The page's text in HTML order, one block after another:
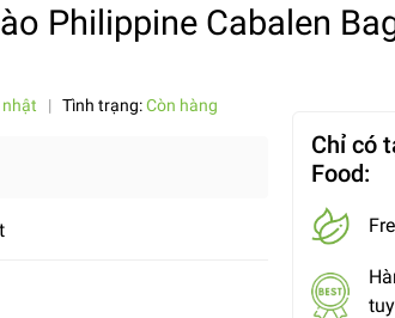
Philippine Cabalen
| Tình trạng:Còn hàng
Chỉ có
Food: